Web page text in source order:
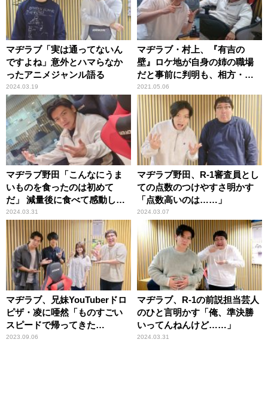
マヂラブ「実は通ってないん
ですよね」意外とハマらなか
ったアニメジャンル語る
2024.03.19
マヂラブ・村上、『有吉の
壁』ロケ地が自身の姉の職場
だと事前に判明も、相方・野
田に一切知らせず問い詰めら
れる
2021.05.06
マヂラブ野田「こんなにうま
いものを食ったのは初めて
だ」 減量後に食べて感動した
もの
2024.03.31
マヂラブ野田、R-1審査員とし
ての点数のつけやすさ明かす
「点数高いのは……」
2024.03.07
マヂラブ、兄妹YouTuberドロ
ピザ・凌に唖然「ものすごい
スピードで帰ってきた
ね……」
2023.09.06
マヂラブ、R-1の前説担当芸人
のひと言明かす「俺、準決勝
いってんねんけど……」
2024.03.31